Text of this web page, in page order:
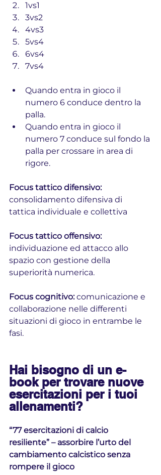
1vs1
3vs2
4vs3
5vs4
6vs4
7vs4
Quando entra in gioco il
numero 6 conduce dentro la
palla.
Quando entra in gioco il
numero 7 conduce sul fondo la
palla per crossare in area di
rigore.
Focus tattico difensivo:
consolidamento difensiva di
tattica individuale e collettiva
Focus tattico offensivo:
individuazione ed attacco allo
spazio con gestione della
superiorità numerica.
Focus cognitivo: comunicazione e
collaborazione nelle differenti
situazioni di gioco in entrambe le
fasi.
Hai bisogno di un e-
book per trovare nuove
esercitazioni per i tuoi
allenamenti?
“77 esercitazioni di calcio
resiliente” – assorbire l’urto del
cambiamento calcistico senza
rompere il gioco